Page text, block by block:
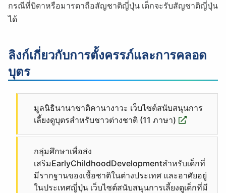
กรณีที่บิดาหรือมารดาถือสัญชาติญี่ปุ่น เด็กจะรับสัญชาติญี่ปุ่น
ได้
ลิงก์เกี่ยวกับการตั้งครรภ์และการคลอด
บุตร
มูลนิธินานาชาติคานางาวะ เว็บไซต์สนับสนุนการ
เลี้ยงดูบุตรสำหรับชาวต่างชาติ (11 ภาษา)
กลุ่มศึกษาเพื่อส่ง
เสริมEarlyChildhoodDevelopmentสำหรับเด็กที่
มีรากฐานของเชื้อชาติในต่างประเทศ และอาศัยอยู่
ในประเทศญี่ปุ่น เว็บไซต์สนับสนุนการเลี้ยงดูเด็กที่มี